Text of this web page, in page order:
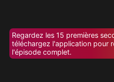
Regardez les 15 premières
téléchargez l'application pour
l'épisode complet.